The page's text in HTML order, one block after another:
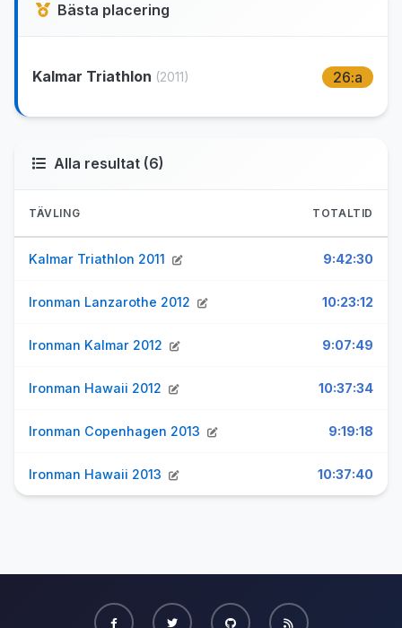
Bästa placering
Kalmar Triathlon (2011) 26:a
Alla resultat (6)
TÄVLING TOTALTID
Kalmar Triathlon 2011 9:42:30
Ironman Lanzarothe 2012 10:23:12
Ironman Kalmar 2012 9:07:49
Ironman Hawaii 2012 10:37:34
Ironman Copenhagen 2013 9:19:18
Ironman Hawaii 2013 10:37:40